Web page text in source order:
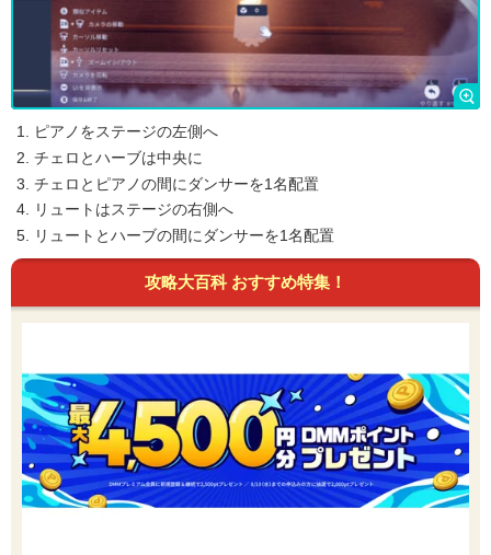
ピアノをステージの左側へ
チェロとハーブは中央に
チェロとピアノの間にダンサーを1名配置
リュートはステージの右側へ
リュートとハーブの間にダンサーを1名配置
攻略大百科 おすすめ特集！